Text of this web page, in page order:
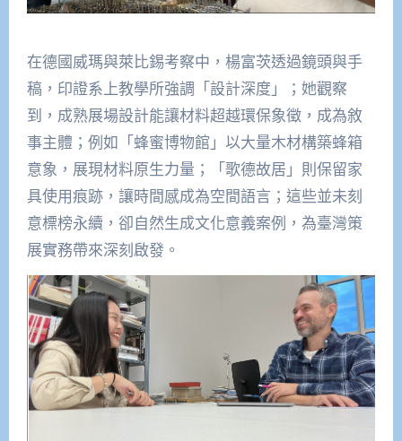
在德國威瑪與萊比錫考察中，楊富茨透過鏡頭與手
稿，印證系上教學所強調「設計深度」；她觀察
到，成熟展場設計能讓材料超越環保象徵，成為敘
事主體；例如「蜂蜜博物館」以大量木材構築蜂箱
意象，展現材料原生力量；「歌德故居」則保留家
具使用痕跡，讓時間感成為空間語言；這些並未刻
意標榜永續，卻自然生成文化意義案例，為臺灣策
展實務帶來深刻啟發。